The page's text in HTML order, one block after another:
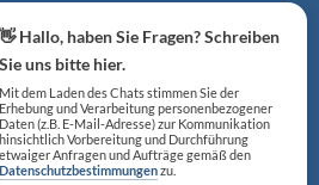
System
👋 Hallo, haben Sie Fragen? Schreiben
Sie uns bitte hier.
Mit dem Laden des Chats stimmen Sie der
Erhebung und Verarbeitung personenbezogener
Daten (z.B. E-Mail-Adresse) zur Kommunikation
hinsichtlich Vorbereitung und Durchführung
etwaiger Anfragen und Aufträge gemäß den
Datenschutzbestimmungenzu.